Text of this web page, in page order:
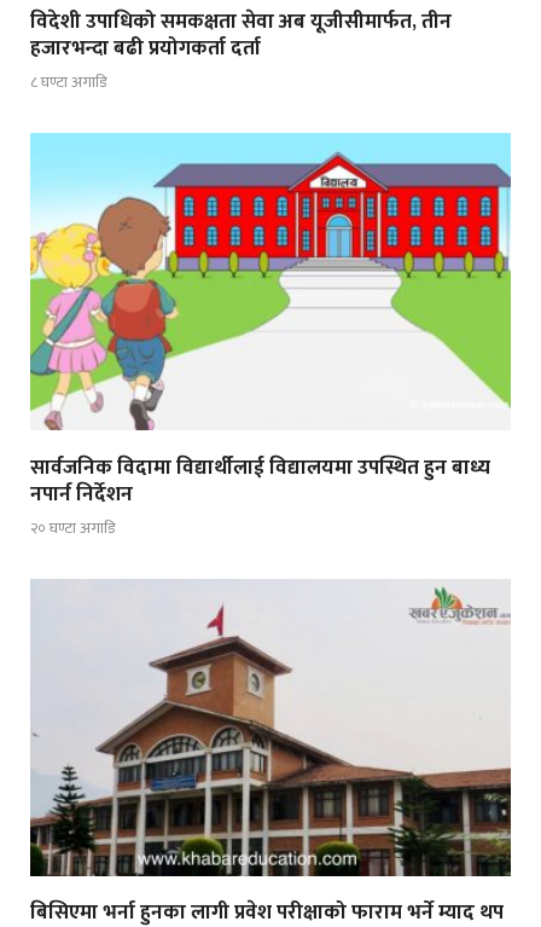
विदेशी उपाधिको समकक्षता सेवा अब यूजीसीमार्फत, तीन
हजारभन्दा बढी प्रयोगकर्ता दर्ता
८ घण्टा अगाडि
सार्वजनिक विदामा विद्यार्थीलाई विद्यालयमा उपस्थित हुन बाध्य
नपार्न निर्देशन
२० घण्टा अगाडि
बिसिएमा भर्ना हुनका लागी प्रवेश परीक्षाको फाराम भर्ने म्याद थप